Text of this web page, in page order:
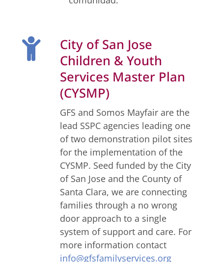

City of San Jose
Children & Youth
Services Master Plan
(CYSMP)
GFS and Somos Mayfair are the
lead SSPC agencies leading one
of two demonstration pilot sites
for the implementation of the
CYSMP. Seed funded by the City
of San Jose and the County of
Santa Clara, we are connecting
families through a no wrong
door approach to a single
system of support and care. For
more information contact
info@gfsfamilyservices.org